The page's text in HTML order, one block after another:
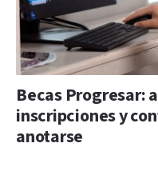
Becas Progresar:
inscripciones y
anotarse